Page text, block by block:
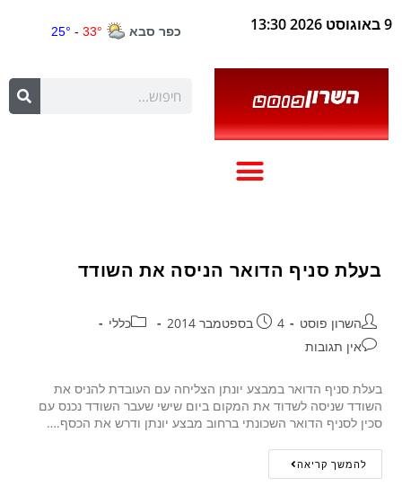
9 באוגוסט 2026 13:30
בעלת סניף הדואר הניסה את השודד
השרון פוסט 4 בספטמבר 2014
כללי
אין תגובות
בעלת סניף הדואר במבצע יונתן הצליחה עם העובדת להניס את
השודד שניסה לשדוד את המקום ביום שישי שעבר השודד נכנס עם
סכין לסניף הדואר השכונתי ברחוב מבצע יונתן ודרש את הכסף.…
להמשך קריאה